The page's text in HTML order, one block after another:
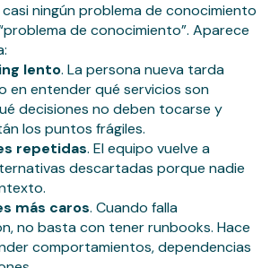
ningún problema de conocimiento
de conocimiento”. Aparece
lento. La persona nueva tarda
en entender qué servicios son
decisiones no deben tocarse y
los puntos frágiles.
repetidas. El equipo vuelve a
descartadas porque nadie
más caros. Cuando falla
no basta con tener runbooks. Hace
comportamientos, dependencias